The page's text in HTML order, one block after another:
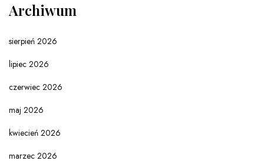
Archiwum
sierpień 2026
lipiec 2026
czerwiec 2026
maj 2026
kwiecień 2026
marzec 2026